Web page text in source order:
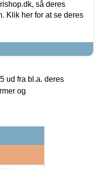
så deres
Klik her for at se deres
ud fra bl.a. deres
og